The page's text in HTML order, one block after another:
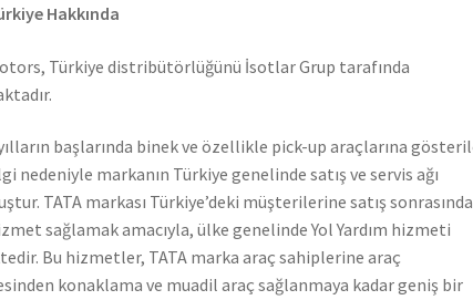
Hakkında
Türkiye distribütörlüğünü İsotlar Grup tarafında
başlarında binek ve özellikle pick-up araçlarına
nedeniyle markanın Türkiye genelinde satış ve servis ağı
TATA markası Türkiye’deki müşterilerine satış
sağlamak amacıyla, ülke genelinde Yol Yardım hizmeti
Bu hizmetler, TATA marka araç sahiplerine araç
konaklama ve muadil araç sağlanmaya kadar geniş bir